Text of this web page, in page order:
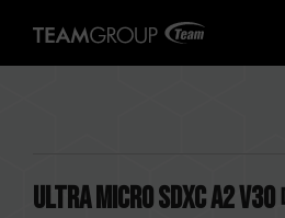
ULTRA Micro SDXC A2